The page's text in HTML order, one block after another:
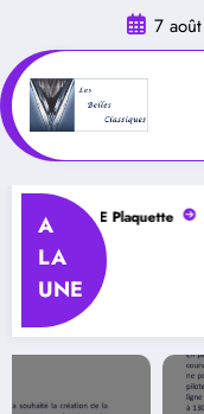
contenu
7
A
LA
UNE
Plaquette
20